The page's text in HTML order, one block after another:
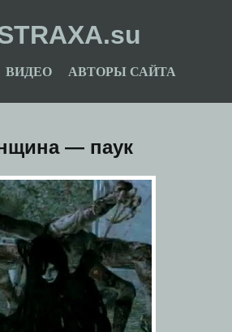
ВИДЕО АВТОРЫ САЙТА
— паук